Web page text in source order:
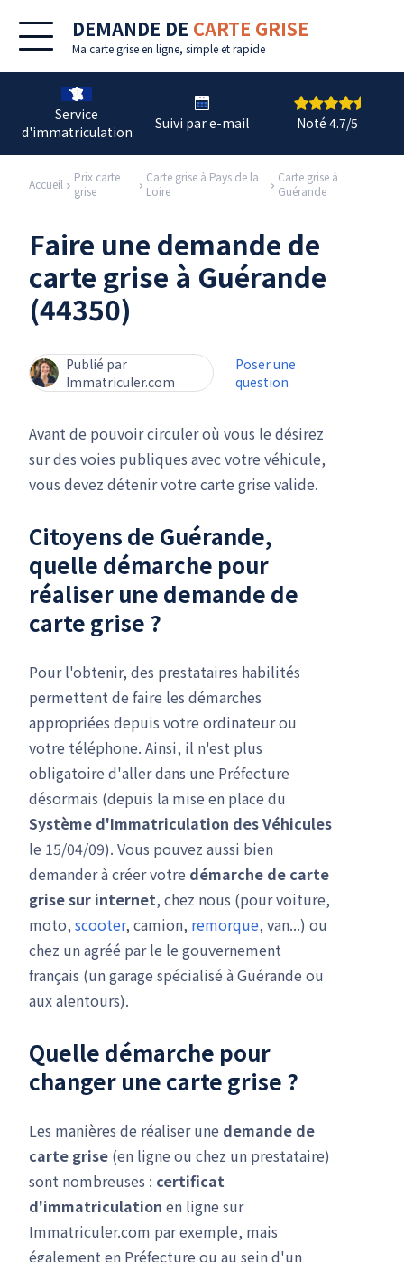
DEMANDE DE CARTE GRISE
Ma carte grise en ligne, simple et rapide
Service
d'immatriculation
Suivi par e-mail Noté 4.7/5
Accueil
Prix carte
grise
Carte grise à Pays de la
Loire
Carte grise à
Guérande
Faire une demande de
carte grise à Guérande
(44350)
Publié par
Immatriculer.com
Poser une
question
Avant de pouvoir circuler où vous le désirez
sur des voies publiques avec votre véhicule,
vous devez détenir votre carte grise valide.
Citoyens de Guérande,
quelle démarche pour
réaliser une demande de
carte grise ?
Pour l'obtenir, des prestataires habilités
permettent de faire les démarches
appropriées depuis votre ordinateur ou
votre téléphone. Ainsi, il n'est plus
obligatoire d'aller dans une Préfecture
désormais (depuis la mise en place du
Système d'Immatriculation des Véhicules
le 15/04/09). Vous pouvez aussi bien
demander à créer votre démarche de carte
grisesur internet, chez nous (pour voiture,
moto, scooter, camion, remorque, van...) ou
chez un agréé par le le gouvernement
français (un garage spécialisé à Guérande ou
aux alentours).
Quelle démarche pour
changer une carte grise ?
Les manières de réaliser une demande de
carte grise (en ligne ou chez un prestataire)
sont nombreuses : certificat
d'immatriculation en ligne sur
Immatriculer.com par exemple, mais
également en Préfecture ou au sein d'un